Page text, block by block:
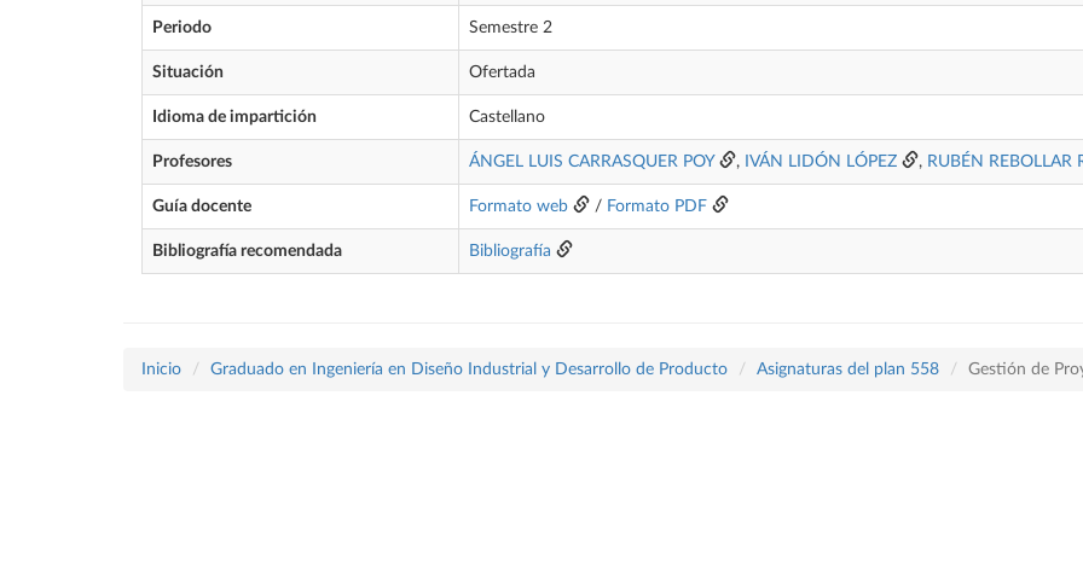
Periodo Semestre 2
Situación Ofertada
Idioma de impartición Castellano
Profesores ÁNGEL LUIS CARRASQUER POY , IVÁN LIDÓN LÓPEZ , RUBÉN REBOLLAR
Guía docente Formato web / Formato PDF
Bibliografía recomendada Bibliografía
Inicio Graduado en Ingeniería en Diseño Industrial y Desarrollo de Producto Asignaturas del plan 558 Gestión de